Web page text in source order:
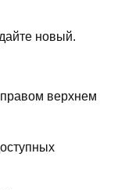
новый.
верхнем